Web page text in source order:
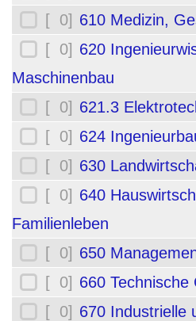
[ 0] 610 Medizin,
[ 0] 620
Maschinenbau
[ 0] 621.3
[ 0] 624
[ 0] 630
[ 0] 640
Familienleben
[ 0] 650
[ 0] 660 Technische
[ 0] 670 Industrielle